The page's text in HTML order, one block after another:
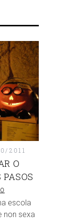
2011
O
escola
non sexa